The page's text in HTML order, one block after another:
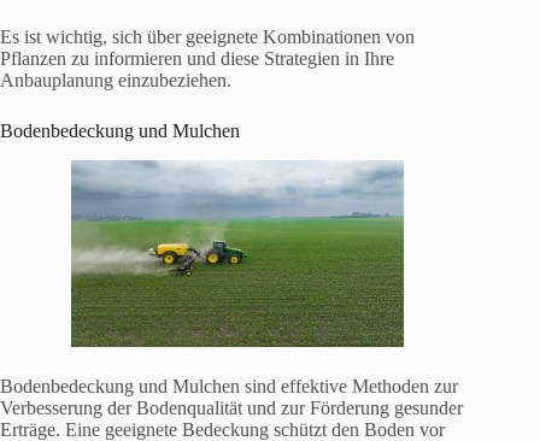
Es ist wichtig, sich über geeignete Kombinationen von
Pflanzen zu informieren und diese Strategien in Ihre
Anbauplanung einzubeziehen.
Bodenbedeckung und Mulchen
Bodenbedeckung und Mulchen sind effektive Methoden zur
Verbesserung der Bodenqualität und zur Förderung gesunder
Erträge. Eine geeignete Bedeckung schützt den Boden vor